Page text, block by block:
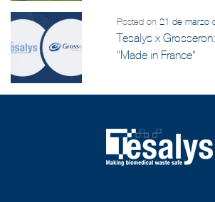
Posted on 21 de marzo
Tesalys x
"Made in France"